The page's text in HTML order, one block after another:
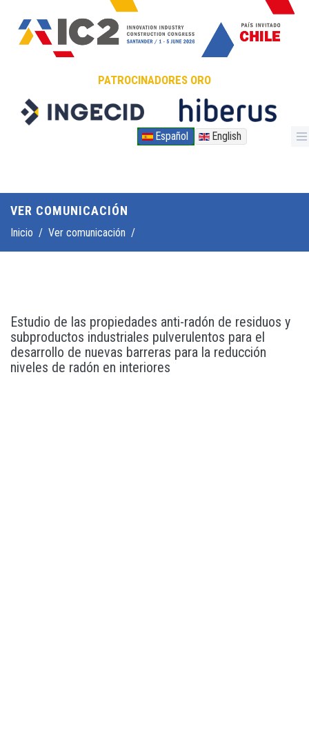
Pasar al contenido principal
PATROCINADORES ORO
Español English
VER COMUNICACIÓN
Inicio / Ver comunicación /
Estudio de las propiedades anti-radón de residuos y
subproductos industriales pulverulentos para el
desarrollo de nuevas barreras para la reducción
niveles de radón en interiores